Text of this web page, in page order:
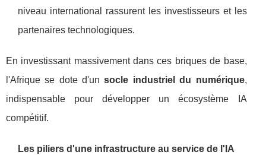
niveau international rassurent les investisseurs et les
partenaires technologiques.
En investissant massivement dans ces briques de base,
l'Afrique se dote d'unsocle industriel du numérique,
indispensable pour développer un écosystème IA
compétitif.
Les piliers d'une infrastructure au service de l'IA